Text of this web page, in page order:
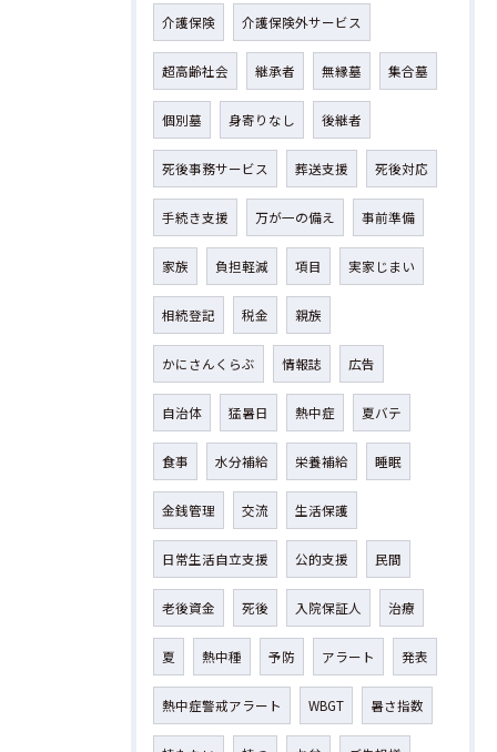
介護保険 介護保険外サービス
超高齢社会 継承者 無縁墓 集合墓
個別墓 身寄りなし 後継者
死後事務サービス 葬送支援 死後対応
手続き支援 万が一の備え 事前準備
家族 負担軽減 項目 実家じまい
相続登記 税金 親族
かにさんくらぶ 情報誌 広告
自治体 猛暑日 熱中症 夏バテ
食事 水分補給 栄養補給 睡眠
金銭管理 交流 生活保護
日常生活自立支援 公的支援 民間
老後資金 死後 入院保証人 治療
夏 熱中種 予防 アラート 発表
熱中症警戒アラート WBGT 暑さ指数